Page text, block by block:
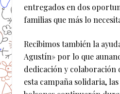
entregados en dos
familias que más lo
Recibimos también la
Agustín» por lo que
dedicación y colaboración
esta campaña solidaria,